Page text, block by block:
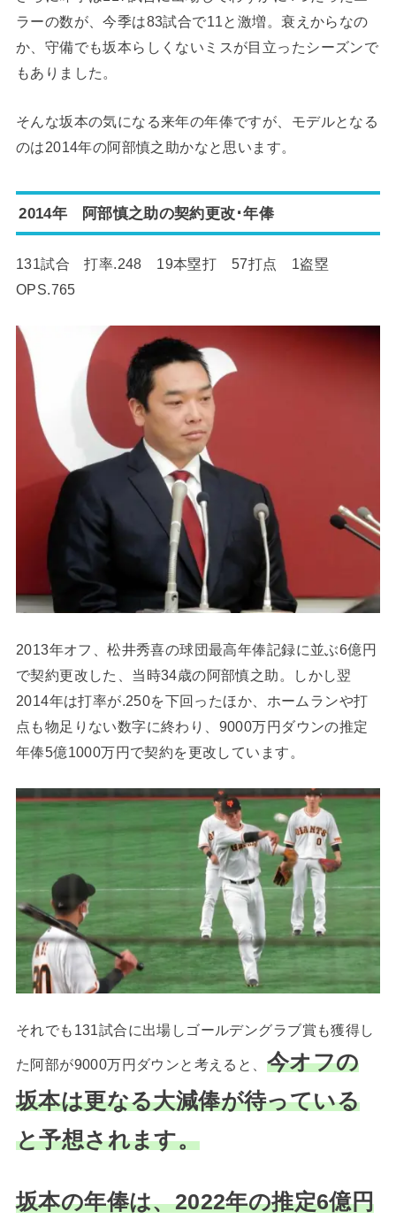
ラーの数が、今季は83試合で11と激増。衰えからなの
か、守備でも坂本らしくないミスが目立ったシーズンで
もありました。
そんな坂本の気になる来年の年俸ですが、モデルとなる
のは2014年の阿部慎之助かなと思います。
2014年 阿部慎之助の契約更改･年俸
131試合 打率.248 19本塁打 57打点 1盗塁
OPS.765
2013年オフ、松井秀喜の球団最高年俸記録に並ぶ6億円
で契約更改した、当時34歳の阿部慎之助。しかし翌
2014年は打率が.250を下回ったほか、ホームランや打
点も物足りない数字に終わり、9000万円ダウンの推定
年俸5億1000万円で契約を更改しています。
それでも131試合に出場しゴールデングラブ賞も獲得し
た阿部が9000万円ダウンと考えると、 今オフの
坂本は更なる大減俸が待っている
と予想されます。
坂本の年俸は、2022年の推定6億円